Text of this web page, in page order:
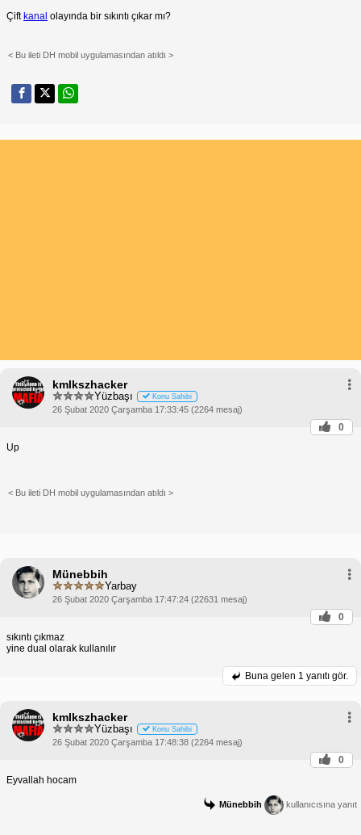
Çiftkanal olayında bir sıkıntı çıkar mı?
< Bu ileti DH mobil uygulamasından atıldı >
kmlkszhacker
Yüzbaşı Konu Sahibi
26 Şubat 2020 Çarşamba 17:33:45 (2264 mesaj)
0
Up
< Bu ileti DH mobil uygulamasından atıldı >
Münebbih
Yarbay
26 Şubat 2020 Çarşamba 17:47:24 (22631 mesaj)
0
sıkıntı çıkmaz
yine dual olarak kullanılır
Buna gelen 1 yanıtı gör.
kmlkszhacker
Yüzbaşı Konu Sahibi
26 Şubat 2020 Çarşamba 17:48:38 (2264 mesaj)
0
Eyvallah hocam
Münebbih kullanıcısına yanıt